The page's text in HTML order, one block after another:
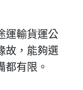
運輸貨運公
故，能夠選
有限。